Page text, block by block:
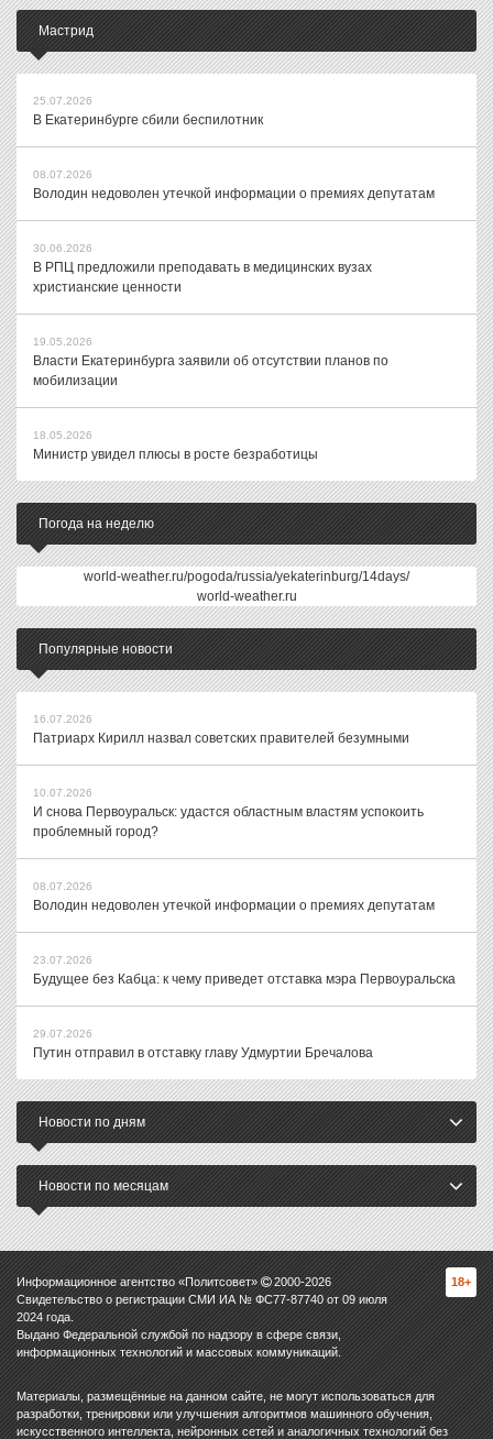
Мастрид
25.07.2026
В Екатеринбурге сбили беспилотник
08.07.2026
Володин недоволен утечкой информации о премиях депутатам
30.06.2026
В РПЦ предложили преподавать в медицинских вузах
христианские ценности
19.05.2026
Власти Екатеринбурга заявили об отсутствии планов по
мобилизации
18.05.2026
Министр увидел плюсы в росте безработицы
Погода на неделю
world-weather.ru/pogoda/russia/yekaterinburg/14days/
world-weather.ru
Популярные новости
16.07.2026
Патриарх Кирилл назвал советских правителей безумными
10.07.2026
И снова Первоуральск: удастся областным властям успокоить
проблемный город?
08.07.2026
Володин недоволен утечкой информации о премиях депутатам
23.07.2026
Будущее без Кабца: к чему приведет отставка мэра Первоуральска
29.07.2026
Путин отправил в отставку главу Удмуртии Бречалова
Новости по дням
Новости по месяцам
Информационное агентство «Политсовет» 2000-2026
Свидетельство о регистрации СМИ ИА № ФС77-87740 от 09 июля
2024 года.
Выдано Федеральной службой по надзору в сфере связи,
информационных технологий и массовых коммуникаций.
18+
Материалы, размещённые на данном сайте, не могут использоваться для
разработки, тренировки или улучшения алгоритмов машинного обучения,
искусственного интеллекта, нейронных сетей и аналогичных технологий без